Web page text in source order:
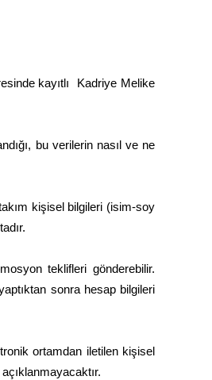
kayıtlı Kadriye Melike
bu verilerin nasıl ve ne
kişisel bilgileri (isim-soy
teklifleri gönderebilir.
sonra hesap bilgileri
ortamdan iletilen kişisel